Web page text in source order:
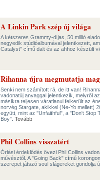
A Linkin Park szép új világa
A kétszeres Grammy-díjas, 50 millió
negyedik stúdióalbumával jelentkezett,
Catalyst" című dalt és az ahhoz készült
Rihanna újra megmutatja
Senki nem számított rá, de itt van!
vadonatúj anyaggal jelentkezik, melyről
másikra teljesen váratlanul felkerült az
norvég Stargate, akikkel (Ne-Yo mellett)
együtt, mint az "Unfaithful", a "Don't Stop
Boy". Tovább
Phil Collins visszatért
Óriási érdeklődés övezi Phil Collins
művésztől. A "Going Back" című
szerepet játszó soul slágereket gondolja